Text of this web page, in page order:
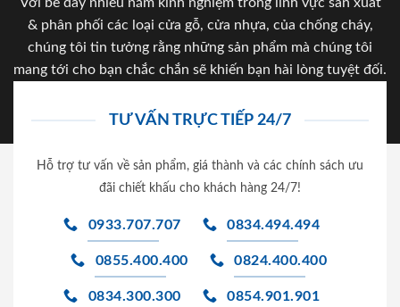
Với bề dày nhiều năm kinh nghiệm trong lĩnh vực sản xuất
& phân phối các loại cửa gỗ, cửa nhựa, của chống cháy,
chúng tôi tin tưởng rằng những sản phẩm mà chúng tôi
mang tới cho bạn chắc chắn sẽ khiến bạn hài lòng tuyệt đối.
TƯ VẤN TRỰC TIẾP 24/7
Hỗ trợ tư vấn về sản phẩm, giá thành và các chính sách ưu
đãi chiết khấu cho khách hàng 24/7!
0933.707.707 0834.494.494
0855.400.400 0824.400.400
0834.300.300 0854.901.901